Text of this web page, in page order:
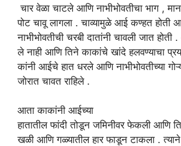
चार वेळा चाटले आणि नाभीभोवतीचा भाग ,
पोट चावू लागला . चाव्यामुळे आई कण्हत होती
नाभीभोवतीची चरबी दातांनी चावली जात
ले नाही आणि तिने काकांचे खांदे हलवण्याचा
कांनी आईचे हात धरले आणि नाभीभोवतीच्या
जोरात चावत राहिले .
आताकाकांनी आईच्या
हातातील फांदी तोडून जमिनीवरफेकली आणि
खळी आणि गळ्यातील हार फाडून टाकला . त्याने